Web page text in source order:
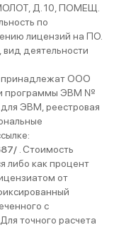
Д. 10, ПОМЕЩ.
по
лицензий на ПО.
деятельности
принадлежат ООО
программы ЭВМ №
ЭВМ, реестровая
. Стоимость
либо как процент
от
с
точного расчета